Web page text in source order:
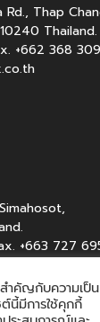
Thap
Thailand.
+662 368
+663 727
สำคัญกับความเป็น
นี้มีการใช้คุกกี้